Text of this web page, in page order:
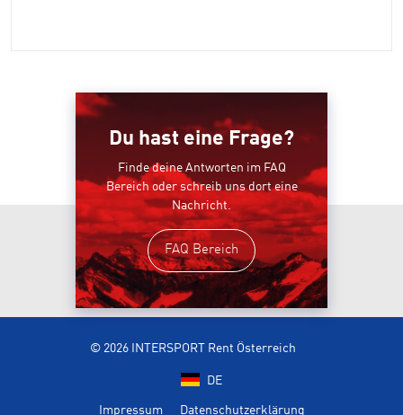
Du hast eine Frage?
Finde deine Antworten im FAQ
Bereich oder schreib uns dort eine
Nachricht.
FAQ Bereich
© 2026 INTERSPORT Rent Österreich
DE
Impressum Datenschutzerklärung